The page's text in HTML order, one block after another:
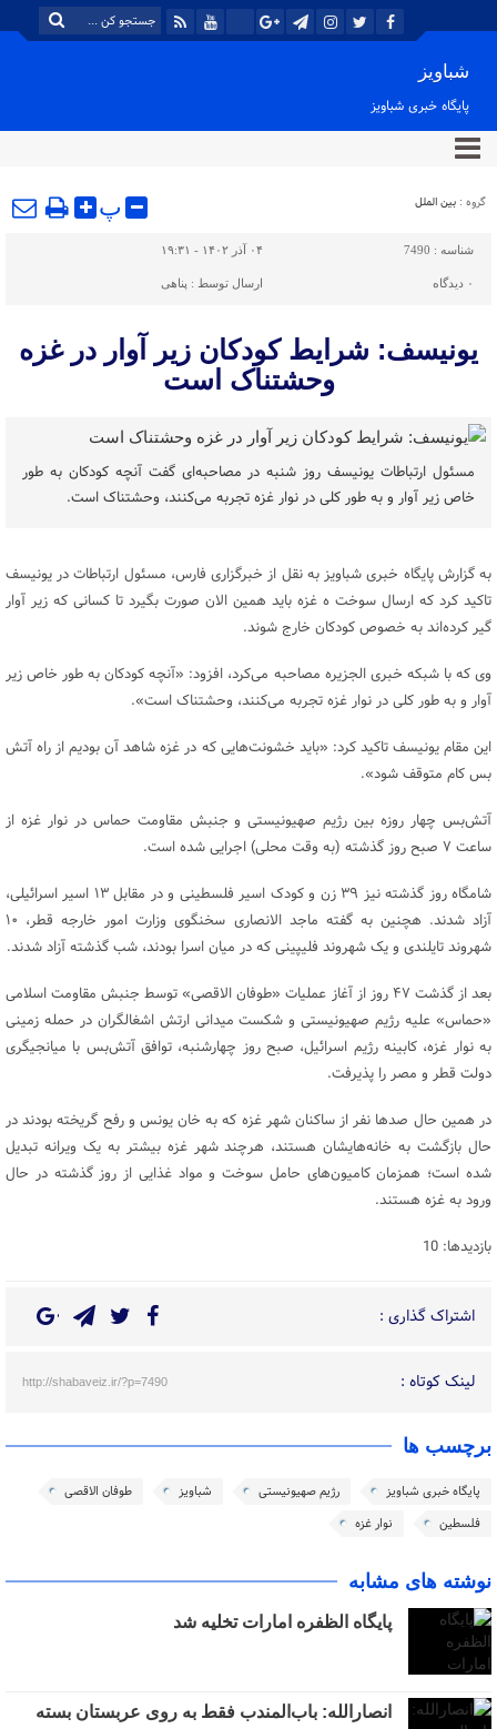
شباویز
پایگاه خبری شباویز
گروه : بین الملل پ
شناسه : 7490 ۰۴ آذر ۱۴۰۲ - ۱۹:۳۱
۰ دیدگاه ارسال توسط : پناهی
یونیسف: شرایط کودکان زیر آوار در غزه
وحشتناک است
مسئول ارتباطات یونیسف روز شنبه در مصاحبه‌ای گفت آنچه کودکان به طور
خاص زیر آوار و به طور کلی در نوار غزه تجربه می‌کنند، وحشتناک است.
به گزارش پایگاه خبری شباویز به نقل از خبرگزاری فارس، مسئول ارتباطات در یونیسف
تاکید کرد که ارسال سوخت ه غزه باید همین الان صورت بگیرد تا کسانی که زیر آوار
گیر کرده‌اند به خصوص کودکان خارج شوند.
وی که با شبکه خبری الجزیره مصاحبه می‌کرد، افزود: «آنچه کودکان به طور خاص زیر
آوار و به طور کلی در نوار غزه تجربه می‌کنند، وحشتناک است».
این مقام یونیسف تاکید کرد: «باید خشونت‌هایی که در غزه شاهد آن بودیم از راه آتش
بس کام متوقف شود».
آتش‌بس چهار روزه بین رژیم صهیونیستی و جنبش مقاومت حماس در نوار غزه از
ساعت ۷ صبح روز گذشته (به وقت محلی) اجرایی شده است.
شامگاه روز گذشته نیز ۳۹ زن و کودک اسیر فلسطینی و در مقابل ۱۳ اسیر اسرائیلی،
آزاد شدند. هچنین به گفته ماجد الانصاری سخنگوی وزارت امور خارجه قطر، ۱۰
شهروند تایلندی و یک شهروند فلیپینی که در میان اسرا بودند، شب گذشته آزاد شدند.
بعد از گذشت ۴۷ روز از آغاز عملیات «طوفان الاقصی» توسط جنبش مقاومت اسلامی
«حماس» علیه رژیم صهیونیستی و شکست میدانی ارتش اشغالگران در حمله زمینی
به نوار غزه، کابینه رژیم اسرائیل، صبح روز چهارشنبه، توافق آتش‌بس با میانجیگری‌
دولت قطر و مصر را پذیرفت.
در همین حال صدها نفر از ساکنان شهر غزه که به خان یونس و رفح گریخته بودند در
حال بازگشت به خانه‌هایشان هستند، هرچند شهر غزه بیشتر به یک ویرانه تبدیل
شده است؛ همزمان کامیون‌های حامل سوخت و مواد غذایی از روز گذشته در حال
ورود به غزه هستند.
بازدیدها: 10
اشتراک گذاری :
لینک کوتاه : http://shabaveiz.ir/?p=7490
برچسب ها
پایگاه خبری شباویز رژیم صهیونیستی شباویز
طوفان الاقصی
فلسطین
نوار غزه
نوشته های مشابه
پایگاه الظفره امارات تخلیه شد
انصارالله: باب‌المندب فقط به روی عربستان بسته